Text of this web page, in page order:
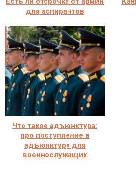
для аспирантов
Что такое адъюнктура:
про поступление в
адъюнктуру для
военнослужащих